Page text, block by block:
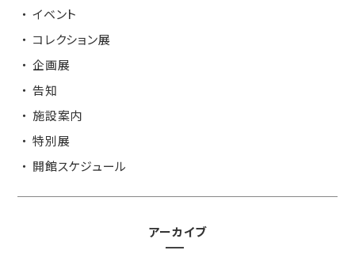
イベント
コレクション展
企画展
告知
施設案内
特別展
開館スケジュール
アーカイブ